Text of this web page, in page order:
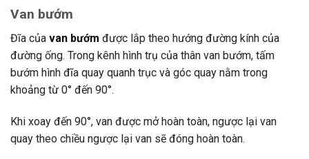
Van bướm
Đĩa của van bướm được lắp theo hướng đường kính của
đường ống. Trong kênh hình trụ của thân van bướm, tấm
bướm hình đĩa quay quanh trục và góc quay nằm trong
khoảng từ 0° đến 90°.
Khi xoay đến 90°, van được mở hoàn toàn, ngược lại van
quay theo chiều ngược lại van sẽ đóng hoàn toàn.